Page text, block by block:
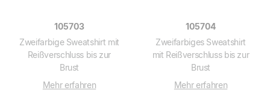
105703
Zweifarbige Sweatshirt mit
Reißverschluss bis zur
Brust
Mehr erfahren
105704
Zweifarbiges Sweatshirt
mit Reißverschluss bis zur
Brust
Mehr erfahren